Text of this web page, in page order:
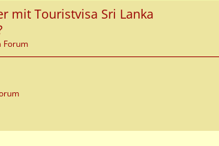
mit Touristvisa Sri Lanka
Forum